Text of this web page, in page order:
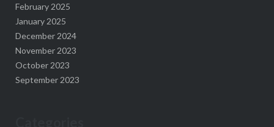
February 2025
January 2025
December 2024
November 2023
October 2023
September 2023